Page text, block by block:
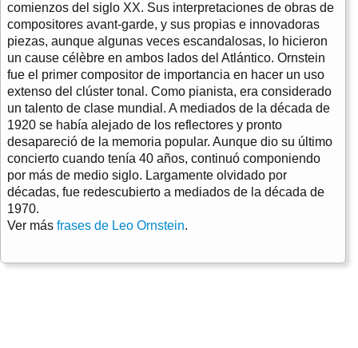
comienzos del siglo XX. Sus interpretaciones de obras de
compositores avant-garde, y sus propias e innovadoras
piezas, aunque algunas veces escandalosas, lo hicieron
un cause célèbre en ambos lados del Atlántico. Ornstein
fue el primer compositor de importancia en hacer un uso
extenso del clúster tonal. Como pianista, era considerado
un talento de clase mundial. A mediados de la década de
1920 se había alejado de los reflectores y pronto
desapareció de la memoria popular. Aunque dio su último
concierto cuando tenía 40 años, continuó componiendo
por más de medio siglo. Largamente olvidado por
décadas, fue redescubierto a mediados de la década de
1970.
Ver más frases de Leo Ornstein.